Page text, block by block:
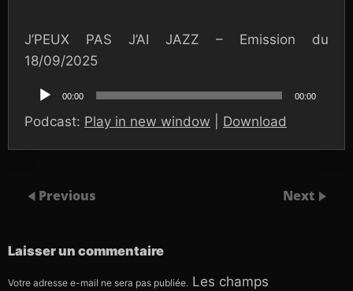
J’PEUX PAS J’AI JAZZ – Emission du
18/09/2025
audio
00:00 00:00
Podcast: Play in new window Download
Previous Next
Laisser un commentaire
Votre adresse e-mail ne sera pas publiée. Les champs